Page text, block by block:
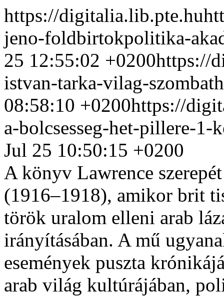
https://digitalia.lib.pte.hu
jeno-foldbirtokpolitika-
25 12:55:02 +0200https://
istvan-tarka-vilag-
08:58:10 +0200https://
a-bolcsesseg-het-pillere-
Jul 25 10:50:15 +0200
A könyv Lawrence
(1916–1918), amikor brit
török uralom elleni arab
irányításában. A mű
események puszta
arab világ kultúrájában,